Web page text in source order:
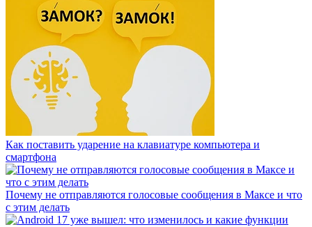
Как поставить ударение на клавиатуре компьютера и
смартфона
Почему не отправляются голосовые сообщения в Максе и что
с этим делать